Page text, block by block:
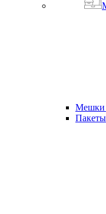
Мешки
Пакеты